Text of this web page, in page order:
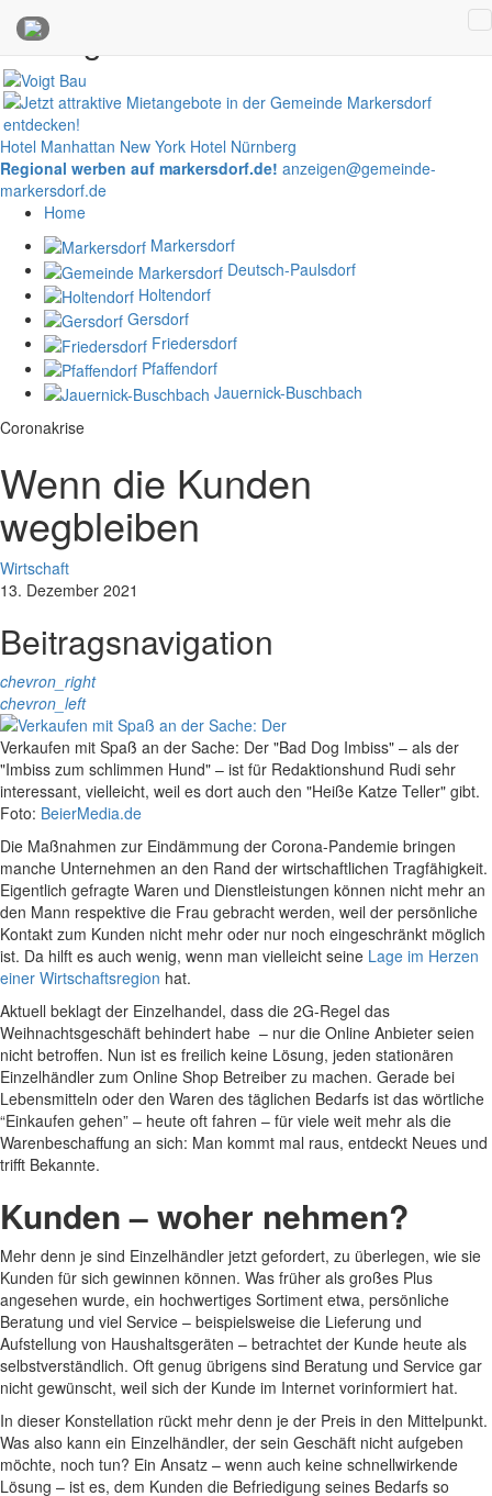
Anzeigen
Hotel Manhattan New York Hotel Nürnberg
Regional werben auf markersdorf.de! anzeigen@gemeinde-
markersdorf.de
Home
Markersdorf
Deutsch-Paulsdorf
Holtendorf
Gersdorf
Friedersdorf
Pfaffendorf
Jauernick-Buschbach
Coronakrise
Wenn die Kunden
wegbleiben
Wirtschaft
13. Dezember 2021
Beitragsnavigation
chevron_right
chevron_left
Verkaufen mit Spaß an der Sache: Der "Bad Dog Imbiss" – als der
"Imbiss zum schlimmen Hund" – ist für Redaktionshund Rudi sehr
interessant, vielleicht, weil es dort auch den "Heiße Katze Teller" gibt.
Foto: BeierMedia.de
Die Maßnahmen zur Eindämmung der Corona-Pandemie bringen
manche Unternehmen an den Rand der wirtschaftlichen Tragfähigkeit.
Eigentlich gefragte Waren und Dienstleistungen können nicht mehr an
den Mann respektive die Frau gebracht werden, weil der persönliche
Kontakt zum Kunden nicht mehr oder nur noch eingeschränkt möglich
ist. Da hilft es auch wenig, wenn man vielleicht seine Lage im Herzen
einer Wirtschaftsregion hat.
Aktuell beklagt der Einzelhandel, dass die 2G-Regel das
Weihnachtsgeschäft behindert habe – nur die Online Anbieter seien
nicht betroffen. Nun ist es freilich keine Lösung, jeden stationären
Einzelhändler zum Online Shop Betreiber zu machen. Gerade bei
Lebensmitteln oder den Waren des täglichen Bedarfs ist das wörtliche
“Einkaufen gehen” – heute oft fahren – für viele weit mehr als die
Warenbeschaffung an sich: Man kommt mal raus, entdeckt Neues und
trifft Bekannte.
Kunden – woher nehmen?
Mehr denn je sind Einzelhändler jetzt gefordert, zu überlegen, wie sie
Kunden für sich gewinnen können. Was früher als großes Plus
angesehen wurde, ein hochwertiges Sortiment etwa, persönliche
Beratung und viel Service – beispielsweise die Lieferung und
Aufstellung von Haushaltsgeräten – betrachtet der Kunde heute als
selbstverständlich. Oft genug übrigens sind Beratung und Service gar
nicht gewünscht, weil sich der Kunde im Internet vorinformiert hat.
In dieser Konstellation rückt mehr denn je der Preis in den Mittelpunkt.
Was also kann ein Einzelhändler, der sein Geschäft nicht aufgeben
möchte, noch tun? Ein Ansatz – wenn auch keine schnellwirkende
Lösung – ist es, dem Kunden die Befriedigung seines Bedarfs so